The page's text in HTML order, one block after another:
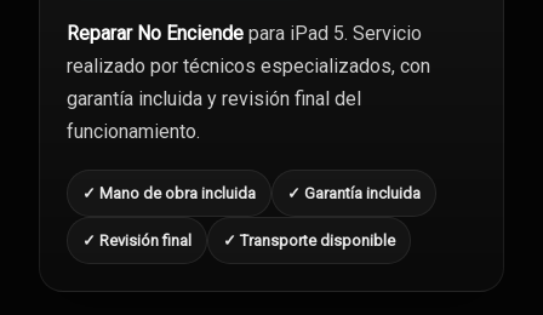
Reparar No Enciende para iPad 5. Servicio
realizado por técnicos especializados, con
garantía incluida y revisión final del
funcionamiento.
✓ Mano de obra incluida ✓ Garantía incluida
✓ Revisión final ✓ Transporte disponible